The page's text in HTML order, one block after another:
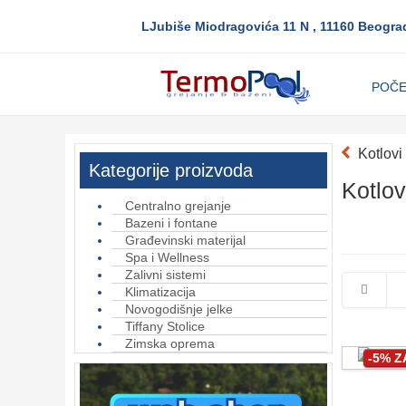
LJubiše Miodragovića 11 N , 11160
Kategorije proizvoda
Centralno grejanje
Bazeni i fontane
Građevinski materijal
Spa i Wellness
Zalivni sistemi
Klimatizacija
Novogodišnje jelke
Tiffany Stolice
Zimska oprema
Kotlovi
-5%